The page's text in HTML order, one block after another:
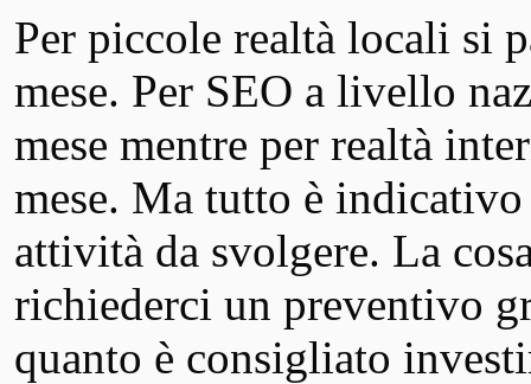
Per piccole realtà locali si
mese. Per SEO a livello
mese mentre per realtà
mese. Ma tutto è
attività da svolgere. La
richiederci un preventivo
quanto è consigliato